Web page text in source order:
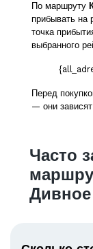
По маршруту
прибывать на
точка
выбранного
Перед
— они зависят
Часто
Дивное